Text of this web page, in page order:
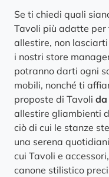
Se ti chiedi quali
Tavoli più adatte
allestire, non
i nostri store
potranno darti ogni
mobili, nonché ti
proposte di Tavoli da
allestire gliambienti
ciò di cui le stanze
una serena
cui Tavoli e
canone stilistico